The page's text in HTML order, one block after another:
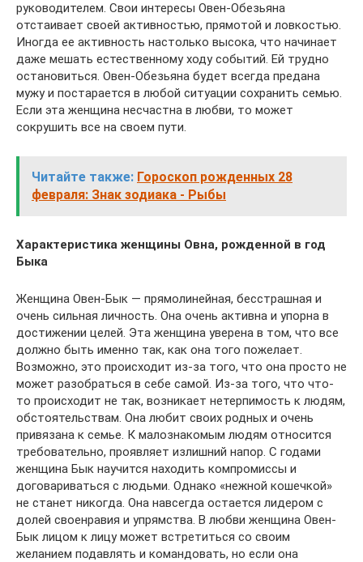
руководителем. Свои интересы Овен-Обезьяна
отстаивает своей активностью, прямотой и ловкостью.
Иногда ее активность настолько высока, что начинает
даже мешать естественному ходу событий. Ей трудно
остановиться. Овен-Обезьяна будет всегда предана
мужу и постарается в любой ситуации сохранить семью.
Если эта женщина несчастна в любви, то может
сокрушить все на своем пути.
Читайте также: Гороскоп рожденных 28
февраля: Знак зодиака - Рыбы
Характеристика женщины Овна, рожденной в год
Быка
Женщина Овен-Бык — прямолинейная, бесстрашная и
очень сильная личность. Она очень активна и упорна в
достижении целей. Эта женщина уверена в том, что все
должно быть именно так, как она того пожелает.
Возможно, это происходит из-за того, что она просто не
может разобраться в себе самой. Из-за того, что что-
то происходит не так, возникает нетерпимость к людям,
обстоятельствам. Она любит своих родных и очень
привязана к семье. К малознакомым людям относится
требовательно, проявляет излишний напор. С годами
женщина Бык научится находить компромиссы и
договариваться с людьми. Однако «нежной кошечкой»
не станет никогда. Она навсегда остается лидером с
долей своенравия и упрямства. В любви женщина Овен-
Бык лицом к лицу может встретиться со своим
желанием подавлять и командовать, но если она